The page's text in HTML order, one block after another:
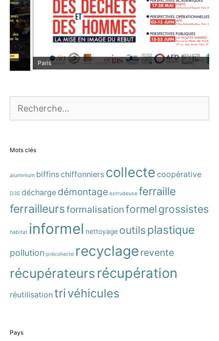
Paris
Mots clés
aluminium biffinschiffonniers collecte coopérative
D3E décharge démontage extrudeuse ferraille
ferrailleursformalisationformelgrossistes
habitat informel nettoyage outilsplastique
pollution précollecte recyclage revente
récupérateursrécupération
réutilisation trivéhicules
Pays